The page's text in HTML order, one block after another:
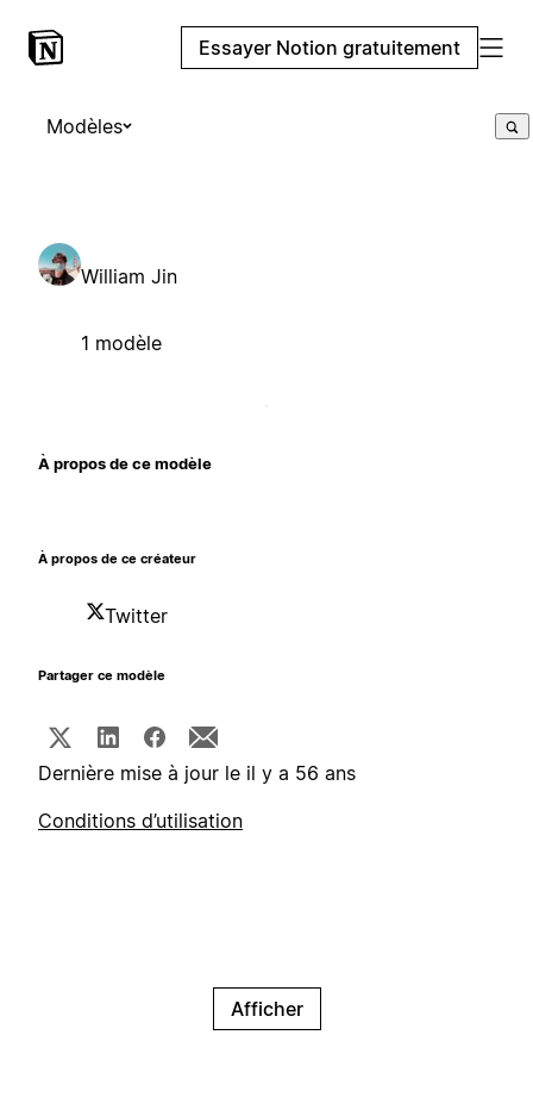
Essayer Notion gratuitement
Modèles
William Jin
1 modèle
À propos de ce modèle
À propos de ce créateur
Twitter
Partager ce modèle
Dernière mise à jour le il y a 56 ans
Conditions d’utilisation
Afficher